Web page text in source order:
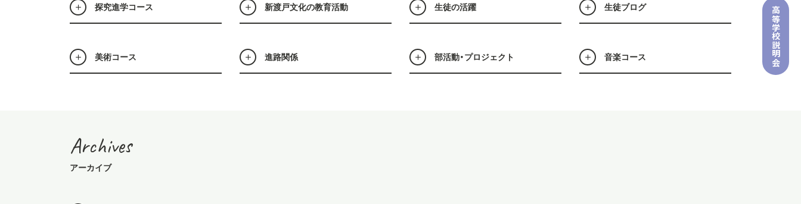
高等学校
説明会
探究進学コース 新渡戸文化の教育活動 生徒の活躍 生徒ブログ
美術コース 進路関係 部活動・プロジェクト 音楽コース
Archives
アーカイブ